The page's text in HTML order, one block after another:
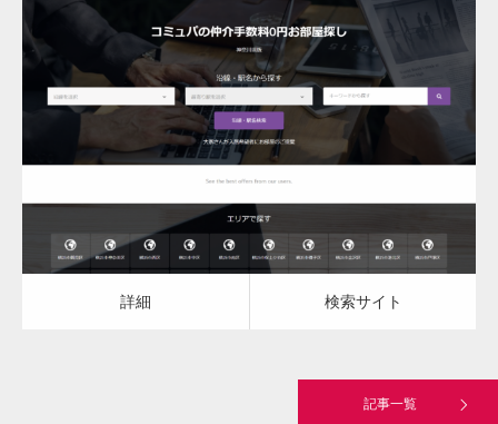
更新日： 2023.03.09
介護療養型医療施設
詳細 検索サイト
詳細 検索サイト
記事一覧
通常投稿
Hello world!